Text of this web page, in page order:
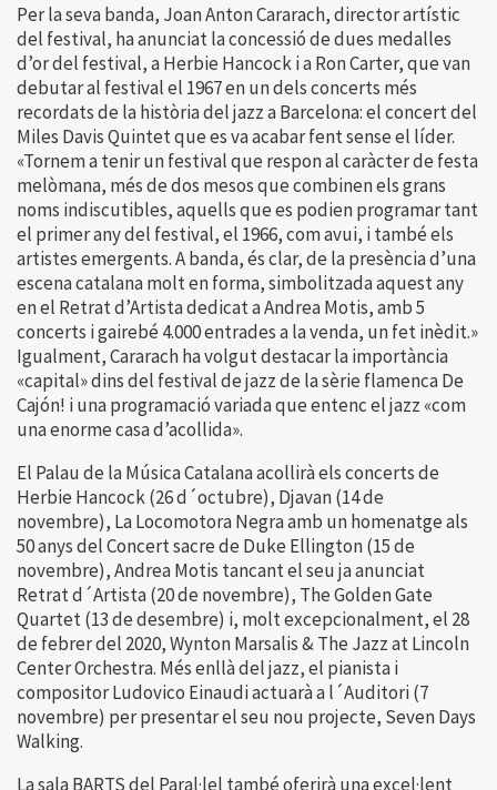
Per la seva banda, Joan Anton Cararach, director artístic
del festival, ha anunciat la concessió de dues medalles
d’or del festival, a Herbie Hancock i a Ron Carter, que van
debutar al festival el 1967 en un dels concerts més
recordats de la història del jazz a Barcelona: el concert del
Miles Davis Quintet que es va acabar fent sense el líder.
«Tornem a tenir un festival que respon al caràcter de festa
melòmana, més de dos mesos que combinen els grans
noms indiscutibles, aquells que es podien programar tant
el primer any del festival, el 1966, com avui, i també els
artistes emergents. A banda, és clar, de la presència d’una
escena catalana molt en forma, simbolitzada aquest any
en el Retrat d’Artista dedicat a Andrea Motis, amb 5
concerts i gairebé 4.000 entrades a la venda, un fet inèdit.»
Igualment, Cararach ha volgut destacar la importància
«capital» dins del festival de jazz de la sèrie flamenca De
Cajón! i una programació variada que entenc el jazz «com
una enorme casa d’acollida».
El Palau de la Música Catalana acollirà els concerts de
Herbie Hancock (26 d´octubre), Djavan (14 de
novembre), La Locomotora Negra amb un homenatge als
50 anys del Concert sacre de Duke Ellington (15 de
novembre), Andrea Motis tancant el seu ja anunciat
Retrat d´Artista (20 de novembre), The Golden Gate
Quartet (13 de desembre) i, molt excepcionalment, el 28
de febrer del 2020, Wynton Marsalis & The Jazz at Lincoln
Center Orchestra. Més enllà del jazz, el pianista i
compositor Ludovico Einaudi actuarà a l´Auditori (7
novembre) per presentar el seu nou projecte, Seven Days
Walking.
La sala BARTS del Paral·lel també oferirà una excel·lent